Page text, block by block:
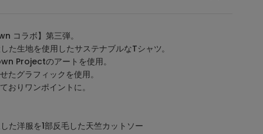
ラボ】第三弾。
た生地を使用したサステナブルなTシャツ。
Projectのアートを使用。
たグラフィックを使用。
おりワンポイントに。
た洋服を1部反毛した天竺カットソー